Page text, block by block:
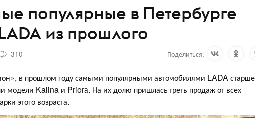
популярные в Петербурге
из прошлого
310 Поделиться:
в прошлом году самыми популярными автомобилями LADA старше
модели Kalina и Priora. На их долю пришлась треть продаж от всех
этого возраста.